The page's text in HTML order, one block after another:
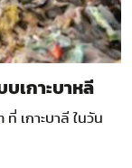
เกาะบาหลี
เกาะบาลี ในวัน